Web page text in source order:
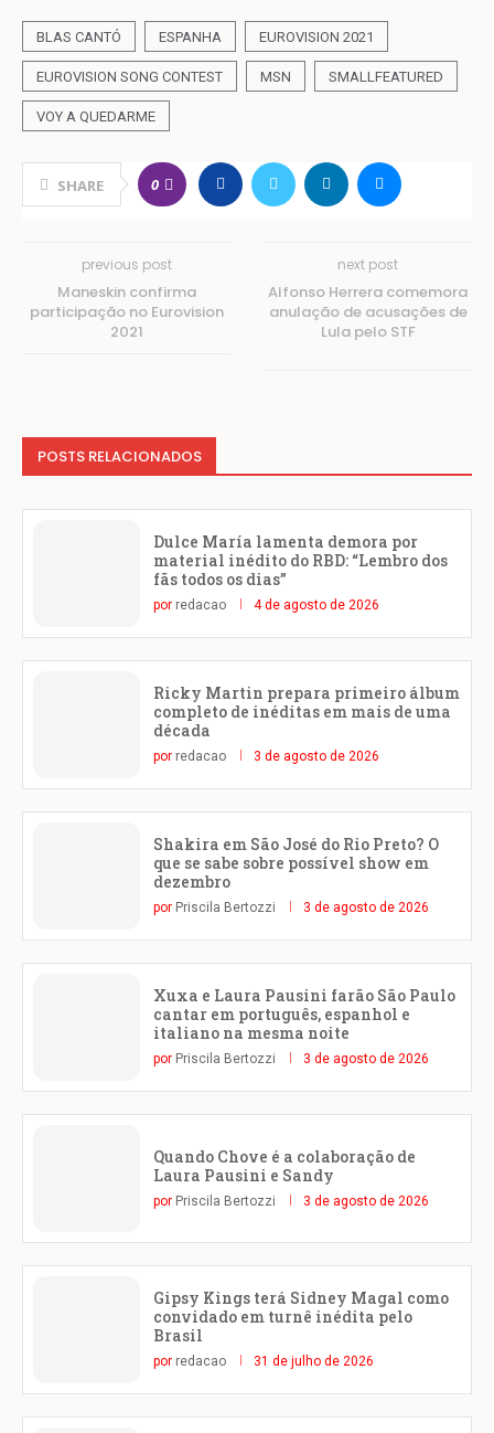
BLAS CANTÓ ESPANHA EUROVISION 2021
EUROVISION SONG CONTEST MSN SMALLFEATURED
VOY A QUEDARME
SHARE 0
previous post
Maneskin confirma
participação no Eurovision
2021
next post
Alfonso Herrera comemora
anulação de acusações de
Lula pelo STF
POSTS RELACIONADOS
Dulce María lamenta demora por
material inédito do RBD: “Lembro dos
fãs todos os dias”
por redacao 4 de agosto de 2026
Ricky Martin prepara primeiro álbum
completo de inéditas em mais de uma
década
por redacao 3 de agosto de 2026
Shakira em São José do Rio Preto? O
que se sabe sobre possível show em
dezembro
por Priscila Bertozzi 3 de agosto de 2026
Xuxa e Laura Pausini farão São Paulo
cantar em português, espanhol e
italiano na mesma noite
por Priscila Bertozzi 3 de agosto de 2026
Quando Chove é a colaboração de
Laura Pausini e Sandy
por Priscila Bertozzi 3 de agosto de 2026
Gipsy Kings terá Sidney Magal como
convidado em turnê inédita pelo
Brasil
por redacao 31 de julho de 2026